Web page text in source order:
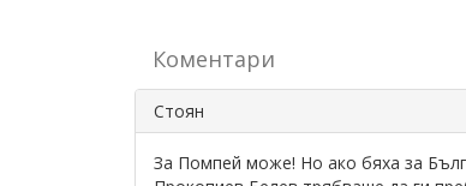
Коментари
Стоян
За Помпей може! Но ако бяха за